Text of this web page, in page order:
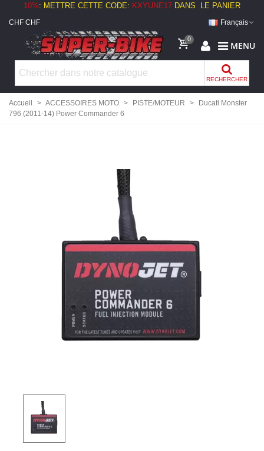
10%: METTRE CETTE CODE: KXYUNE17 DANS LE PANIER
CHF CHF Français
0
MENU
RECHERCHER
Accueil > ACCESSOIRES MOTO > PISTE/MOTEUR >
Ducati Monster
796 (2011-14) Power Commander 6